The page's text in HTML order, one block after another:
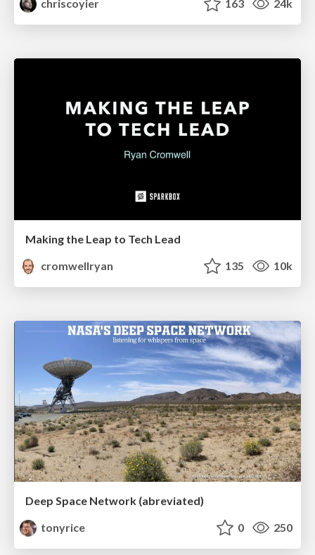
chriscoyier
163 24k
Making the Leap to Tech Lead
cromwellryan
135 10k
Deep Space Network (abreviated)
tonyrice
0 250